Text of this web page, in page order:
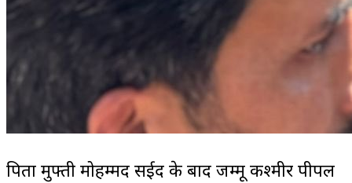
पिता मुफ्ती मोहम्मद सईद के बाद जम्मू कश्मीर पीपल